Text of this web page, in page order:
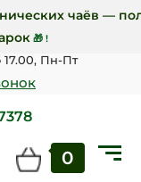
5+1! Купите5
Пн-Пт
0